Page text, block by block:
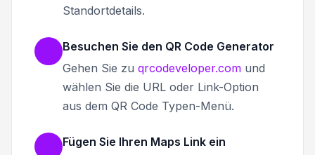
Standortdetails.
Besuchen Sie den QR Code Generator
Gehen Sie zu qrcodeveloper.com und
wählen Sie die URL oder Link-Option
aus dem QR Code Typen-Menü.
Fügen Sie Ihren Maps Link ein